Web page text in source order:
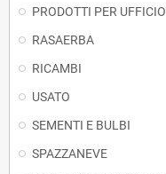
PRODOTTI PER UFFICIO
RASAERBA
RICAMBI
USATO
SEMENTI E BULBI
SPAZZANEVE